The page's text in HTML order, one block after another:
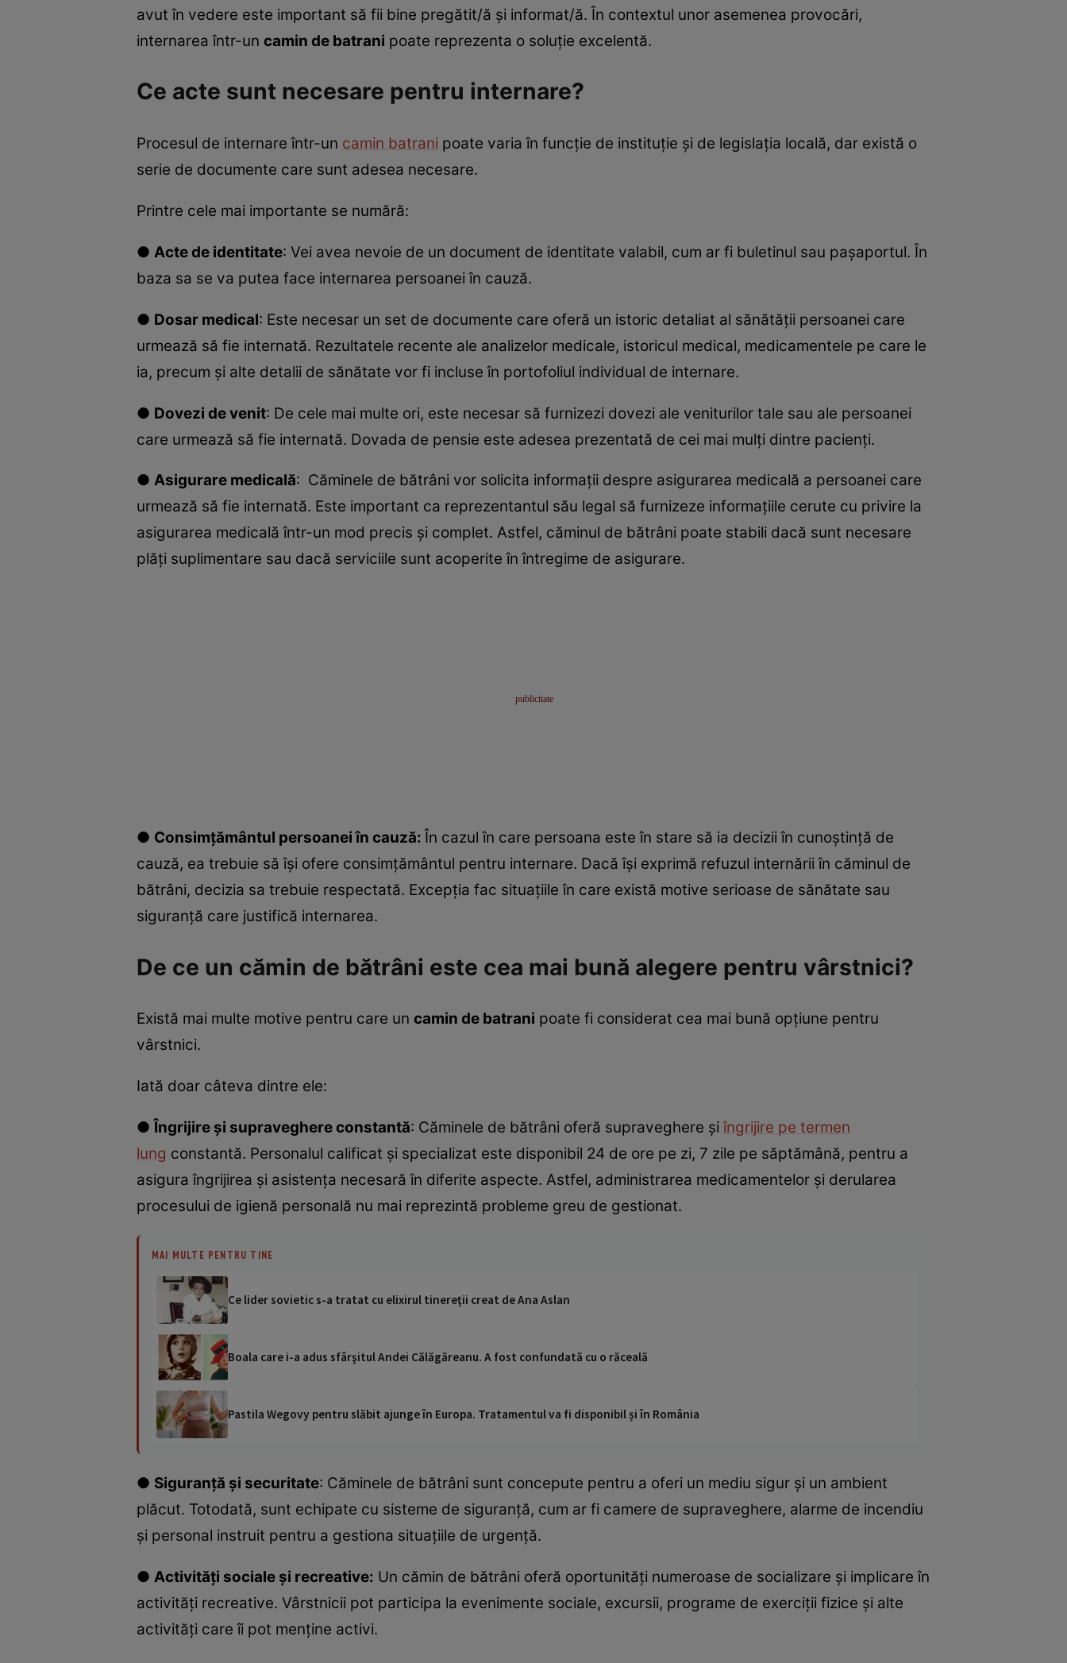
avut în vedere este important să fii bine pregătit/ă și informat/ă. În contextul unor asemenea provocări,
internarea într-un camin de batrani poate reprezenta o soluție excelentă.
Ce acte sunt necesare pentru internare?
Procesul de internare într-un camin batrani poate varia în funcție de instituție și de legislația locală, dar există o
serie de documente care sunt adesea necesare.
Printre cele mai importante se numără:
● Acte de identitate: Vei avea nevoie de un document de identitate valabil, cum ar fi buletinul sau pașaportul. În
baza sa se va putea face internarea persoanei în cauză.
● Dosar medical: Este necesar un set de documente care oferă un istoric detaliat al sănătății persoanei care
urmează să fie internată. Rezultatele recente ale analizelor medicale, istoricul medical, medicamentele pe care le
ia, precum și alte detalii de sănătate vor fi incluse în portofoliul individual de internare.
● Dovezi de venit: De cele mai multe ori, este necesar să furnizezi dovezi ale veniturilor tale sau ale persoanei
care urmează să fie internată. Dovada de pensie este adesea prezentată de cei mai mulți dintre pacienți.
● Asigurare medicală: Căminele de bătrâni vor solicita informații despre asigurarea medicală a persoanei care
urmează să fie internată. Este important ca reprezentantul său legal să furnizeze informațiile cerute cu privire la
asigurarea medicală într-un mod precis și complet. Astfel, căminul de bătrâni poate stabili dacă sunt necesare
plăți suplimentare sau dacă serviciile sunt acoperite în întregime de asigurare.
● Consimțământul persoanei în cauză: În cazul în care persoana este în stare să ia decizii în cunoștință de
cauză, ea trebuie să își ofere consimțământul pentru internare. Dacă își exprimă refuzul internării în căminul de
bătrâni, decizia sa trebuie respectată. Excepția fac situațiile în care există motive serioase de sănătate sau
siguranță care justifică internarea.
De ce un cămin de bătrâni este cea mai bună alegere pentru vârstnici?
Există mai multe motive pentru care un camin de batrani poate fi considerat cea mai bună opțiune pentru
vârstnici.
Iată doar câteva dintre ele:
● Îngrijire și supraveghere constantă: Căminele de bătrâni oferă supraveghere șiîngrijire pe termen
lung constantă. Personalul calificat și specializat este disponibil 24 de ore pe zi, 7 zile pe săptămână, pentru a
asigura îngrijirea și asistența necesară în diferite aspecte. Astfel, administrarea medicamentelor și derularea
procesului de igienă personală nu mai reprezintă probleme greu de gestionat.
MAI MULTE PENTRU TINE
Ce lider sovietic s-a tratat cu elixirul tinereţii creat de Ana Aslan
Boala care i-a adus sfârşitul Andei Călăgăreanu. A fost confundată cu o răceală
Pastila Wegovy pentru slăbit ajunge în Europa. Tratamentul va fi disponibil și în România
● Siguranță și securitate: Căminele de bătrâni sunt concepute pentru a oferi un mediu sigur și un ambient
plăcut. Totodată, sunt echipate cu sisteme de siguranță, cum ar fi camere de supraveghere, alarme de incendiu
și personal instruit pentru a gestiona situațiile de urgență.
● Activități sociale și recreative: Un cămin de bătrâni oferă oportunități numeroase de socializare și implicare în
activități recreative. Vârstnicii pot participa la evenimente sociale, excursii, programe de exerciții fizice și alte
activități care îi pot menține activi.